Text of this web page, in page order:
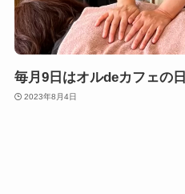
毎月9日はオルdeカフェの日
2023年8月4日